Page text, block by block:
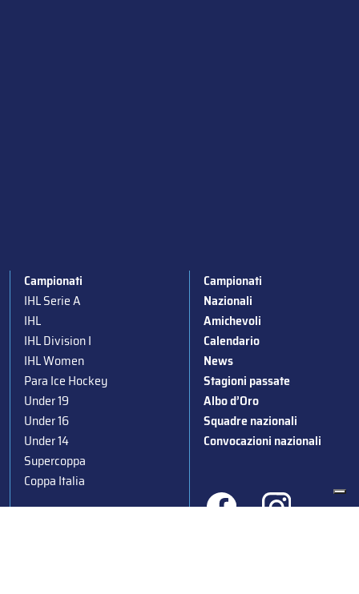
Campionati
IHL Serie A
IHL
IHL Division I
IHL Women
Para Ice Hockey
Under 19
Under 16
Under 14
Supercoppa
Coppa Italia
Campionati
Nazionali
Amichevoli
Calendario
News
Stagioni passate
Albo d’Oro
Squadre nazionali
Convocazioni nazionali